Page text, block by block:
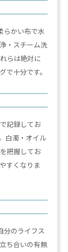
らかい布で水
・スチーム洗
らは絶対に
で十分です。
記録してお
白濁・オイル
把握してお
すくなりま
分のライフス
ち合いの有無